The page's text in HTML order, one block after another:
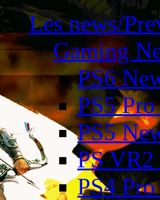
Les news/
Gaming
PS6
PS5
PS5
PS VR2
PS4